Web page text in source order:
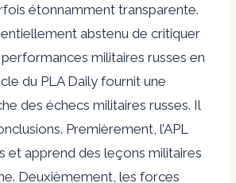
étonnamment transparente.
abstenu de critiquer
militaires russes en
du PLA Daily fournit une
des échecs militaires russes. Il
Premièrement, l’APL
et apprend des leçons militaires
Deuxièmement, les forces